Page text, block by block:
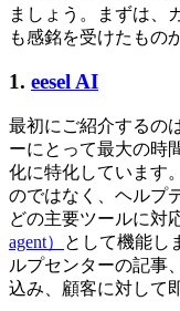
ましょう。まずは、
も感銘を受けたもの
1. eesel AI
最初にご紹介するの
ーにとって最大の時
化に特化しています
のではなく、ヘルプ
どの主要ツールに対
agent）
として機能し
ルプセンターの記事
込み、顧客に対して